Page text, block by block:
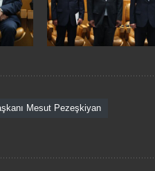
Mesut Pezeşkiyan